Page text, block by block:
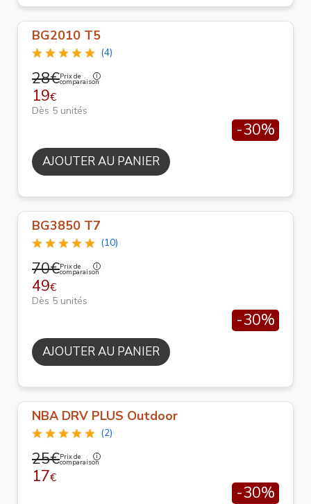
BG2010 T5
(4)
28€Prix de
comparaison
19€
Dès 5 unités
-30%
AJOUTER AU PANIER
BG3850 T7
(10)
70€Prix de
comparaison
49€
Dès 5 unités
-30%
AJOUTER AU PANIER
NBA DRV PLUS Outdoor
(2)
25€Prix de
comparaison
17€
-30%